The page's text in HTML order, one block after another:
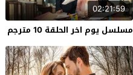
02:21:59
مسلسل يوم اخر الحلقة 10 مترجم